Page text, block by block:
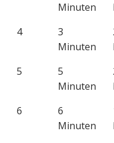
Minuten
4
3
Minuten
5
5
Minuten
6
6
Minuten